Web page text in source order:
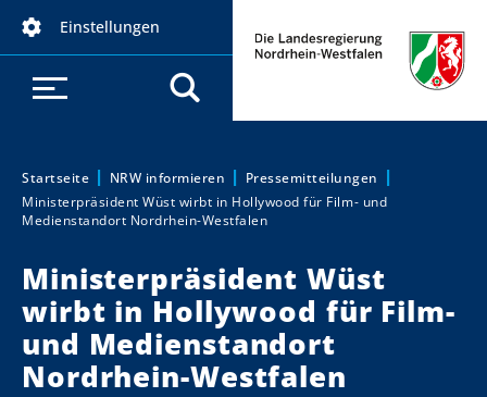
Einstellungen
Sie sind hier:
Startseite NRW informieren
Pressemitteilungen
Ministerpräsident Wüst wirbt in Hollywood für Film- und
Medienstandort Nordrhein-Westfalen
Ministerpräsident Wüst
wirbt in Hollywood für Film-
und Medienstandort
Nordrhein-Westfalen